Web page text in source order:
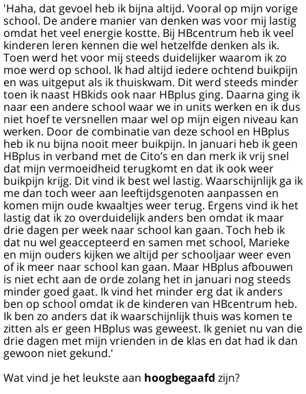
'Haha, dat gevoel heb ik bijna altijd. Vooral op mijn vorige
school. De andere manier van denken was voor mij lastig
omdat het veel energie kostte. Bij HBcentrum heb ik veel
kinderen leren kennen die wel hetzelfde denken als ik.
Toen werd het voor mij steeds duidelijker waarom ik zo
moe werd op school. Ik had altijd iedere ochtend buikpijn
en was uitgeput als ik thuiskwam. Dit werd steeds minder
toen ik naast HBkids ook naar HBplus ging. Daarna ging ik
naar een andere school waar we in units werken en ik dus
niet hoef te versnellen maar wel op mijn eigen niveau kan
werken. Door de combinatie van deze school en HBplus
heb ik nu bijna nooit meer buikpijn. In januari heb ik geen
HBplus in verband met de Cito’s en dan merk ik vrij snel
dat mijn vermoeidheid terugkomt en dat ik ook weer
buikpijn krijg. Dit vind ik best wel lastig. Waarschijnlijk ga ik
me dan toch weer aan leeftijdsgenoten aanpassen en
komen mijn oude kwaaltjes weer terug. Ergens vind ik het
lastig dat ik zo overduidelijk anders ben omdat ik maar
drie dagen per week naar school kan gaan. Toch heb ik
dat nu wel geaccepteerd en samen met school, Marieke
en mijn ouders kijken we altijd per schooljaar weer even
of ik meer naar school kan gaan. Maar HBplus afbouwen
is niet echt aan de orde zolang het in januari nog steeds
minder goed gaat. Ik vind het minder erg dat ik anders
ben op school omdat ik de kinderen van HBcentrum heb.
Ik ben zo anders dat ik waarschijnlijk thuis was komen te
zitten als er geen HBplus was geweest. Ik geniet nu van die
drie dagen met mijn vrienden in de klas en dat had ik dan
gewoon niet gekund.'
Wat vind je het leukste aan hoogbegaafd zijn?